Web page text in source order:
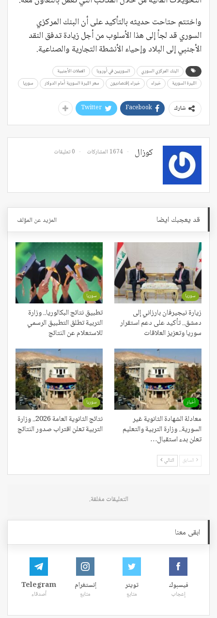
واختتم حتاحت حديثه بالتأكيد على أن البنك المركزي
السوري قد لجأ إلى هذا الأسلوب من أجل زيادة تدفق النقد
الأجنبي إلى البلاد وإحياء الأنشطة التجارية والصناعية.
البنك المركزي السوري السوريين في أوروبا
العملات الأجنبية
الليرة السورية
خبراء خبراء إقتصاديون سعر الليرة السورية أمام الدولار سوريا
شارك Facebook
Twitter
كوزال 1674 المشاركات 0 تعليقات
قد يعجبك ايضا المزيد عن المؤلف
سوريا
زيارة نيجيرفان بارزاني إلى
دمشق.. تأكيد على دعم استقرار
سوريا وتعزيز العلاقات
سوريا
تطبيق نتائج البكالوريا.. وزارة
التربية تطلق التطبيق الرسمي
للاستعلام عن النتائج
أخبار
معادلة الشهادة الثانوية غير
السورية.. وزارة التربية والتعليم
تعلن بدء استقبال…
سوريا
نتائج الثانوية العامة 2026.. وزارة
التربية تعلن اقتراب صدور النتائج
السابق التالي
التعليقات مغلقة.
ابقى معنا
فيسبوك
إعجاب
تويتر
متابع
إنستغرام
متابع
Telegram
أصدقاء